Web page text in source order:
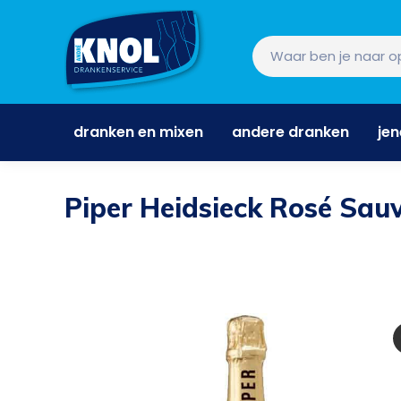
dranken en mixen andere dranken
Piper Heidsieck Rosé
dranken en mixen